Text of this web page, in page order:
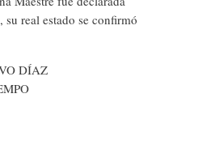
su real estado se confirmó
DÍAZ